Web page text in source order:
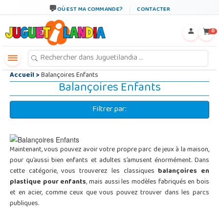
OÙ EST MA COMMANDE? CONTACTER
0
Accueil>Balançoires Enfants
Balançoires Enfants
Filtrer par:
Maintenant, vous pouvez avoir votre propre parc de jeux à la maison,
pour qu’aussi bien enfants et adultes s’amusent énormément. Dans
cette catégorie, vous trouverez les classiques balançoires en
plastique pour enfants, mais aussi les modèles fabriqués en bois
et en acier, comme ceux que vous pouvez trouver dans les parcs
publiques.